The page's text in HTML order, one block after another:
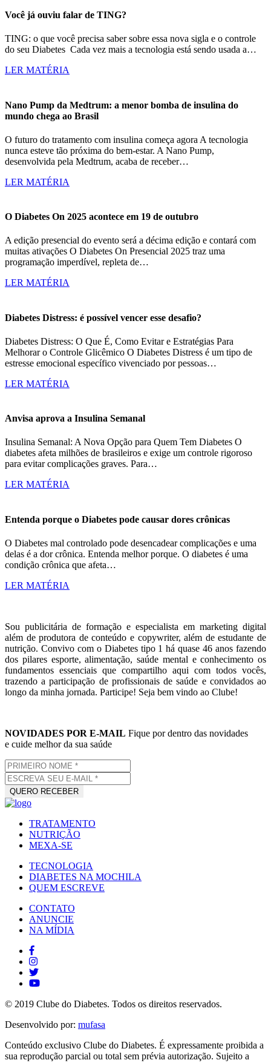
Você já ouviu falar de TING?
TING: o que você precisa saber sobre essa nova sigla e o controle
do seu Diabetes Cada vez mais a tecnologia está sendo usada a…
LER MATÉRIA
Nano Pump da Medtrum: a menor bomba de insulina do
mundo chega ao Brasil
O futuro do tratamento com insulina começa agora A tecnologia
nunca esteve tão próxima do bem-estar. A Nano Pump,
desenvolvida pela Medtrum, acaba de receber…
LER MATÉRIA
O Diabetes On 2025 acontece em 19 de outubro
A edição presencial do evento será a décima edição e contará com
muitas ativações O Diabetes On Presencial 2025 traz uma
programação imperdível, repleta de…
LER MATÉRIA
Diabetes Distress: é possível vencer esse desafio?
Diabetes Distress: O Que É, Como Evitar e Estratégias Para
Melhorar o Controle Glicêmico O Diabetes Distress é um tipo de
estresse emocional específico vivenciado por pessoas…
LER MATÉRIA
Anvisa aprova a Insulina Semanal
Insulina Semanal: A Nova Opção para Quem Tem Diabetes O
diabetes afeta milhões de brasileiros e exige um controle rigoroso
para evitar complicações graves. Para…
LER MATÉRIA
Entenda porque o Diabetes pode causar dores crônicas
O Diabetes mal controlado pode desencadear complicações e uma
delas é a dor crônica. Entenda melhor porque. O diabetes é uma
condição crônica que afeta…
LER MATÉRIA
Sou publicitária de formação e especialista em marketing digital
além de produtora de conteúdo e copywriter, além de estudante de
nutrição. Convivo com o Diabetes tipo 1 há quase 46 anos fazendo
dos pilares esporte, alimentação, saúde mental e conhecimento os
fundamentos essenciais que compartilho aqui com todos vocês,
trazendo a participação de profissionais de saúde e convidados ao
longo da minha jornada. Participe! Seja bem vindo ao Clube!
NOVIDADES POR E-MAIL Fique por dentro das novidades
e cuide melhor da sua saúde
TRATAMENTO
NUTRIÇÃO
MEXA-SE
TECNOLOGIA
DIABETES NA MOCHILA
QUEM ESCREVE
CONTATO
ANUNCIE
NA MÍDIA
© 2019 Clube do Diabetes. Todos os direitos reservados.
Desenvolvido por: mufasa
Conteúdo exclusivo Clube do Diabetes. É expressamente proibida a
sua reprodução parcial ou total sem prévia autorização. Sujeito a